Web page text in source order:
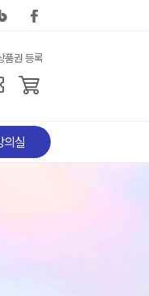
품권 등록
의실